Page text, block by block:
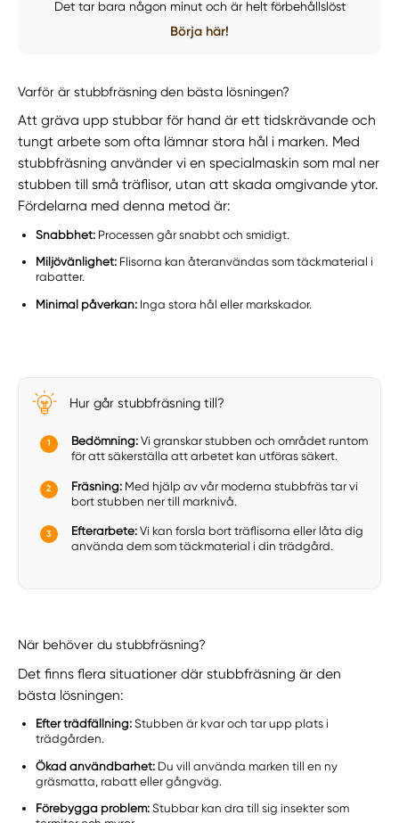
Det tar bara någon minut och är helt förbehållslöst
Börja här!
Varför är stubbfräsning den bästa lösningen?
Att gräva upp stubbar för hand är ett tidskrävande och
tungt arbete som ofta lämnar stora hål i marken. Med
stubbfräsning använder vi en specialmaskin som mal ner
stubben till små träflisor, utan att skada omgivande ytor.
Fördelarna med denna metod är:
Snabbhet: Processen går snabbt och smidigt.
Miljövänlighet: Flisorna kan återanvändas som täckmaterial i
rabatter.
Minimal påverkan: Inga stora hål eller markskador.
Hur går stubbfräsning till?
Bedömning:Vi granskar stubben och området runtom
för att säkerställa att arbetet kan utföras säkert.
Fräsning:Med hjälp av vår moderna stubbfräs tar vi
bort stubben ner till marknivå.
Efterarbete:Vi kan forsla bort träflisorna eller låta dig
använda dem som täckmaterial i din trädgård.
När behöver du stubbfräsning?
Det finns flera situationer där stubbfräsning är den
bästa lösningen:
Efter trädfällning: Stubben är kvar och tar upp plats i
trädgården.
Ökad användbarhet: Du vill använda marken till en ny
gräsmatta, rabatt eller gångväg.
Förebygga problem: Stubbar kan dra till sig insekter som